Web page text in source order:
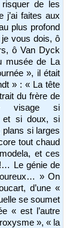
de les
j’ai faites aux
plus profond
vous dois, ô
ô Van Dyck
musée de La
», il était
» : « La tête
du frère de
visage si
et si doux, si
si larges
tout chaud
et ces
!… Le génie de
» On
d’une «
se soumet
« est l’autre
», « la